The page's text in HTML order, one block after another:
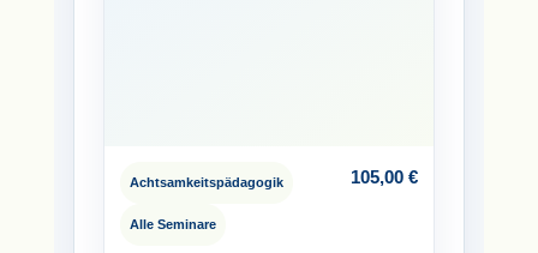
Achtsamkeitspädagogik
Alle Seminare
105,00€